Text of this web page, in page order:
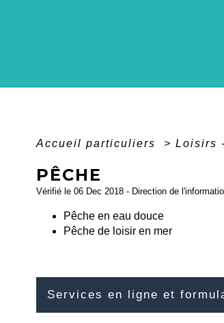
Accueil particuliers > Loisirs
PÊCHE
Vérifié le 06 Dec 2018 - Direction de
Pêche en eau douce
Pêche de loisir en mer
Services en ligne et